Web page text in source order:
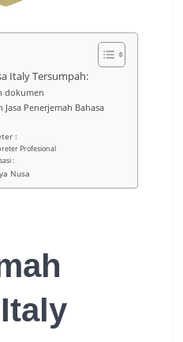
Italy Tersumpah:
dokumen
Penerjemah Bahasa
:
Profesional
:
Nusa